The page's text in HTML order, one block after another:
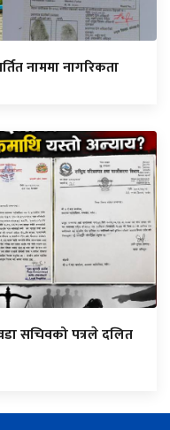
नाममा नागरिकता
सचिवको पत्रले दलित